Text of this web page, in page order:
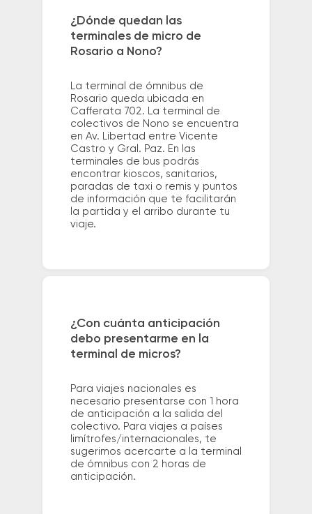
¿Dónde quedan las
terminales de micro de
Rosario a Nono?
La terminal de ómnibus de
Rosario queda ubicada en
Cafferata 702. La terminal de
colectivos de Nono se encuentra
en Av. Libertad entre Vicente
Castro y Gral. Paz. En las
terminales de bus podrás
encontrar kioscos, sanitarios,
paradas de taxi o remis y puntos
de información que te facilitarán
la partida y el arribo durante tu
viaje.
¿Con cuánta anticipación
debo presentarme en la
terminal de micros?
Para viajes nacionales es
necesario presentarse con 1 hora
de anticipación a la salida del
colectivo. Para viajes a países
limítrofes/internacionales, te
sugerimos acercarte a la terminal
de ómnibus con 2 horas de
anticipación.